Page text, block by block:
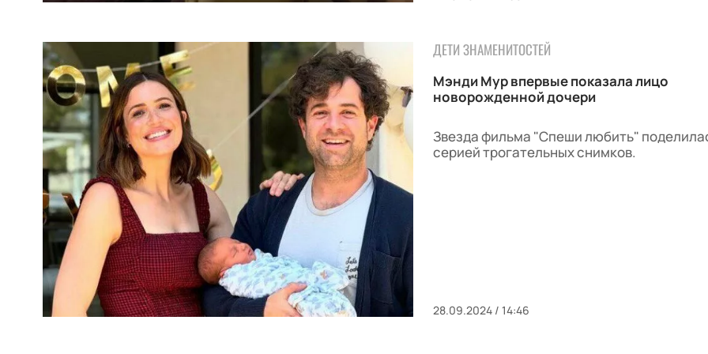
ДЕТИ ЗНАМЕНИТОСТЕЙ
Мэнди Мур впервые показала лицо
новорожденной дочери
Звезда фильма "Спеши любить"
серией трогательных снимков.
28.09.2024 / 14:46